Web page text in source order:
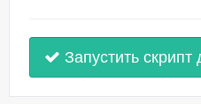
Запустить